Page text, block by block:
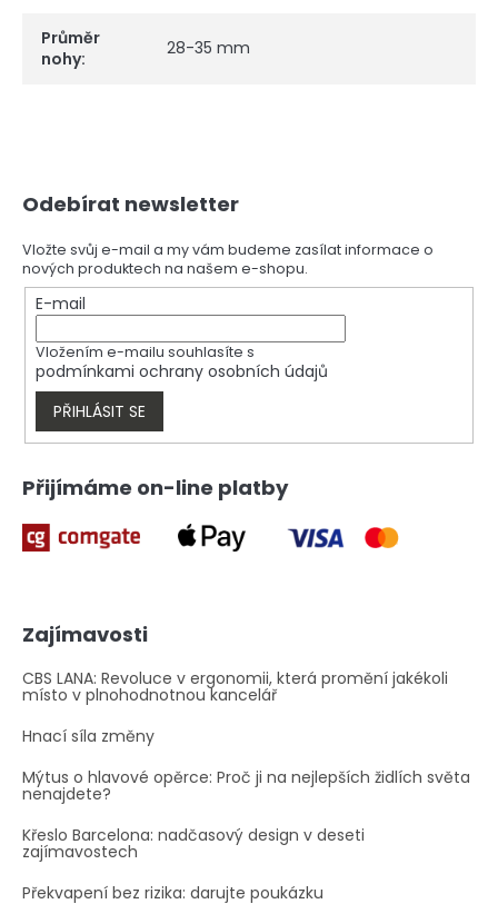
Průměr
nohy: 28-35 mm
Odebírat newsletter
Vložte svůj e-mail a my vám budeme zasílat informace o
nových produktech na našem e-shopu.
E-mail
Vložením e-mailu souhlasíte s
podmínkami ochrany osobních údajů
PŘIHLÁSIT SE
Přijímáme on-line platby
Zajímavosti
CBS LANA: Revoluce v ergonomii, která promění jakékoli
místo v plnohodnotnou kancelář
Hnací síla změny
Mýtus o hlavové opěrce: Proč ji na nejlepších židlích světa
nenajdete?
Křeslo Barcelona: nadčasový design v deseti
zajímavostech
Překvapení bez rizika: darujte poukázku